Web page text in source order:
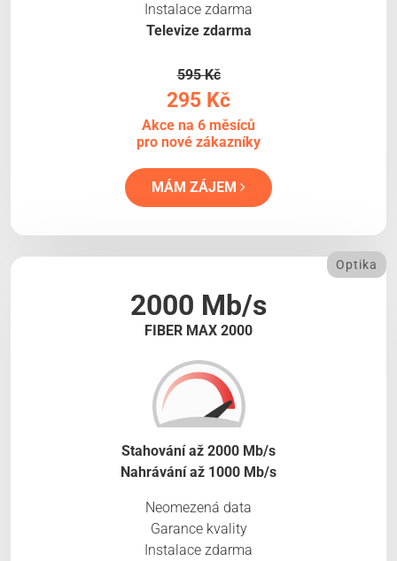
Instalace zdarma
Televize zdarma
595 Kč
295 Kč
Akce na 6 měsíců
pro nové zákazníky
MÁM ZÁJEM
2000 Mb/s
FIBER MAX 2000
Optika
Stahování až 2000 Mb/s
Nahrávání až 1000 Mb/s
Neomezená data
Garance kvality
Instalace zdarma